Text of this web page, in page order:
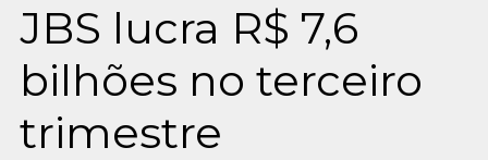
JBS lucra R$ 7,6
bilhões no terceiro
trimestre